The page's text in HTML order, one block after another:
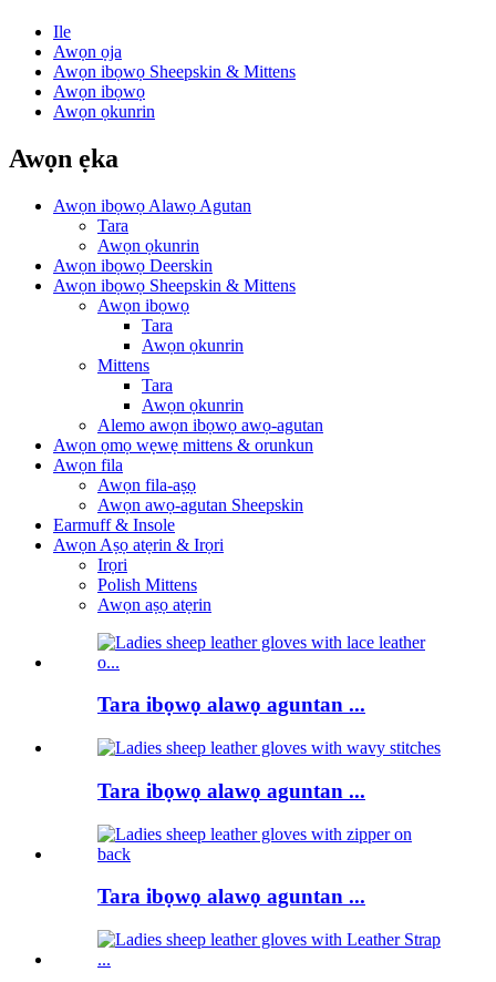
Ile
Awọn ọja
Awọn ibọwọ Sheepskin & Mittens
Awọn ibọwọ
Awọn ọkunrin
Awọn ẹka
Awọn ibọwọ Alawọ Agutan
Tara
Awọn ọkunrin
Awọn ibọwọ Deerskin
Awọn ibọwọ Sheepskin & Mittens
Awọn ibọwọ
Tara
Awọn ọkunrin
Mittens
Tara
Awọn ọkunrin
Alemo awọn ibọwọ awọ-agutan
Awọn ọmọ wẹwẹ mittens & orunkun
Awọn fila
Awọn fila-aṣọ
Awọn awọ-agutan Sheepskin
Earmuff & Insole
Awọn Aṣọ atẹrin & Irọri
Irọri
Polish Mittens
Awọn aṣọ atẹrin
Tara ibọwọ alawọ aguntan ...
Tara ibọwọ alawọ aguntan ...
Tara ibọwọ alawọ aguntan ...